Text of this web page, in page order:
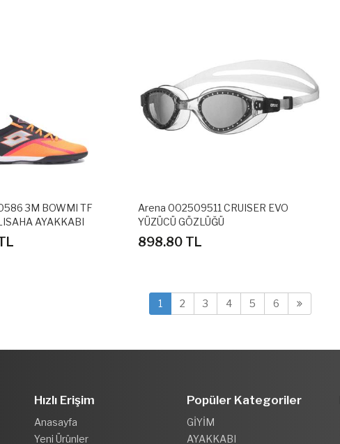
3M BOWMI TF
AYAKKABI
Arena 002509511 CRUISER EVO
YÜZÜCÜ GÖZLÜĞÜ
898.80 TL
1 2 3 4 5 6
Hızlı Erişim
Anasayfa
Yeni Ürünler
Popüler Kategoriler
GİYİM
AYAKKABI